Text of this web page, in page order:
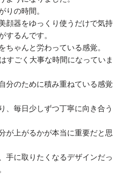
りの時間。
顔器をゆっくり使うだけで気持
するんです。
ちゃんと労わっている感覚。
すごく大事な時間になっていま
分のために積み重ねている感覚
、毎日少しずつ丁寧に向き合う
が上がるかが本当に重要だと思
手に取りたくなるデザインだっ